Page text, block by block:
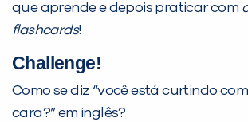
que aprende e depois praticar com
flashcards!
Challenge!
Como se diz “você está curtindo
cara?” em inglês?